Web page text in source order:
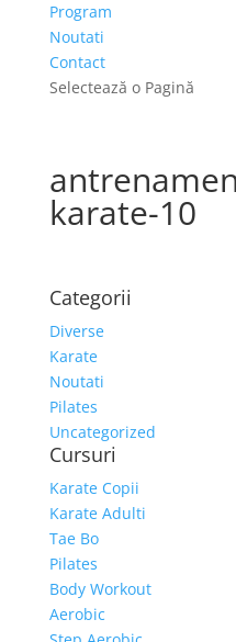
Program
Noutati
Contact
Selectează o Pagină
karate-10
Categorii
Diverse
Karate
Noutati
Pilates
Uncategorized
Cursuri
Karate Copii
Karate Adulti
Tae Bo
Pilates
Body Workout
Aerobic